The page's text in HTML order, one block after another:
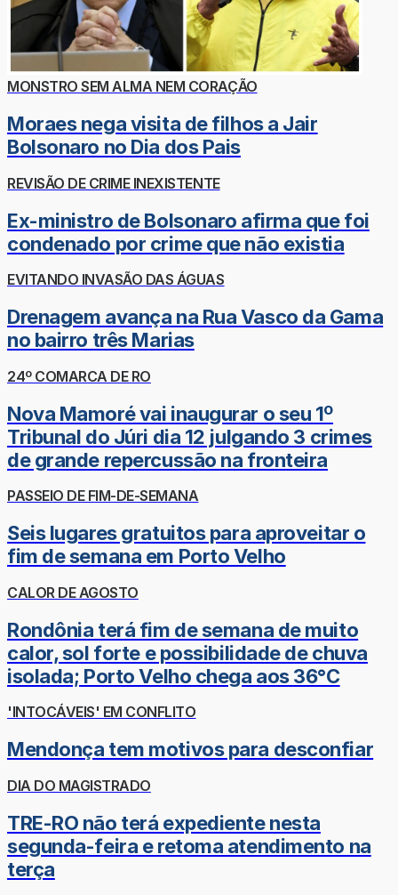
MONSTRO SEM ALMA NEM CORAÇÃO
Moraes nega visita de filhos a Jair
Bolsonaro no Dia dos Pais
REVISÃO DE CRIME INEXISTENTE
Ex-ministro de Bolsonaro afirma que foi
condenado por crime que não existia
EVITANDO INVASÃO DAS ÁGUAS
Drenagem avança na Rua Vasco da Gama
no bairro três Marias
24º COMARCA DE RO
Nova Mamoré vai inaugurar o seu 1º
Tribunal do Júri dia 12 julgando 3 crimes
de grande repercussão na fronteira
PASSEIO DE FIM-DE-SEMANA
Seis lugares gratuitos para aproveitar o
fim de semana em Porto Velho
CALOR DE AGOSTO
Rondônia terá fim de semana de muito
calor, sol forte e possibilidade de chuva
isolada; Porto Velho chega aos 36°C
'INTOCÁVEIS' EM CONFLITO
Mendonça tem motivos para desconfiar
DIA DO MAGISTRADO
TRE-RO não terá expediente nesta
segunda-feira e retoma atendimento na
terça